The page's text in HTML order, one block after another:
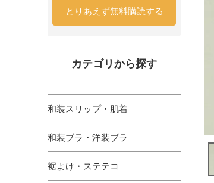
とりあえず無料購読する
カテゴリから探す
和装スリップ・肌着
和装ブラ・洋装ブラ
裾よけ・ステテコ